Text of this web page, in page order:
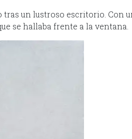
un lustroso escritorio. Con
se hallaba frente a la ventana.